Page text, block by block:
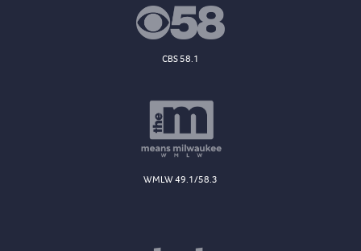
CBS 58.1
WMLW 49.1/58.3